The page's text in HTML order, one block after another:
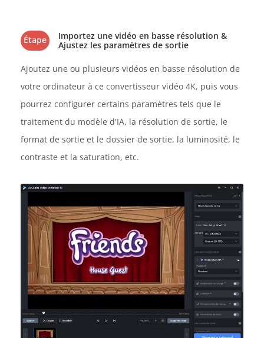
Étape
Importez une vidéo en basse résolution &
Ajustez les paramètres de sortie
Ajoutez une ou plusieurs vidéos en basse résolution de
votre ordinateur à ce convertisseur vidéo 4K, puis vous
pourrez configurer certains paramètres tels que le
traitement du modèle d'IA, la résolution de sortie, le
format de sortie et le dossier de sortie, la luminosité, le
contraste et la saturation, etc.